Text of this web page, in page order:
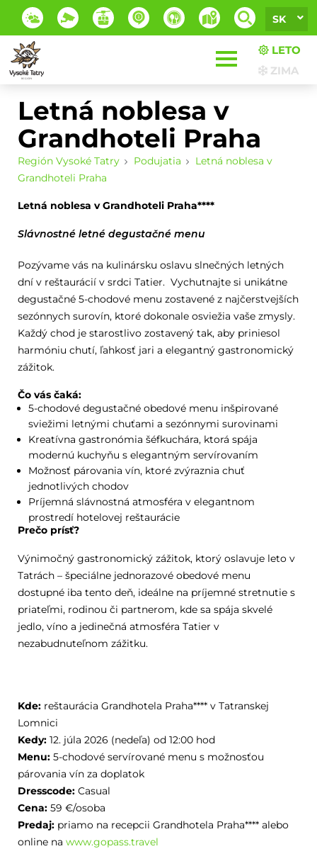
SK
LETO
ZIMA
Letná noblesa v
Grandhoteli Praha
Región Vysoké Tatry Podujatia
Letná noblesa v
Grandhoteli Praha
Letná noblesa v Grandhoteli Praha****
Slávnostné letné degustačné menu
Pozývame vás na kulinársku oslavu slnečných letných
dní v reštaurácií v srdci Tatier. Vychutnajte si unikátne
degustačné 5-chodové menu zostavené z najčerstvejších
sezónnych surovín, ktoré dokonale osviežia vaše zmysly.
Každý chod je starostlivo zostavený tak, aby priniesol
harmóniu chutí, ľahkosť jari a elegantný gastronomický
zážitok.
Čo vás čaká:
5-chodové degustačné obedové menu inšpirované
sviežimi letnými chuťami a sezónnymi surovinami
Kreatívna gastronómia šéfkuchára, ktorá spája
modernú kuchyňu s elegantným servírovaním
Možnosť párovania vín, ktoré zvýraznia chuť
jednotlivých chodov
Príjemná slávnostná atmosféra v elegantnom
prostredí hotelovej reštaurácie
Prečo prísť?
Výnimočný gastronomický zážitok, ktorý oslavuje leto v
Tatrách – špeciálne jednorazové obedové menu
dostupné iba tento deň, ideálne na príjemné stretnutie s
priateľmi, rodinou či partnerom, kde sa spája skvelé
jedlo, víno a jedinečná atmosféra Tatier v
nezabudnuteľnom zážitku.
Kde: reštaurácia Grandhotela Praha**** v Tatranskej
Lomnici
Kedy: 12. júla 2026 (nedeľa) od 12:00 hod
Menu:5-chodové servírované menu s možnosťou
párovania vín za doplatok
Dresscode:Casual
Cena: 59 €/osoba
Predaj: priamo na recepcii Grandhotela Praha**** alebo
online na www.gopass.travel